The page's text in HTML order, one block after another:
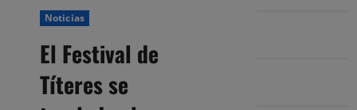
Noticias
El Festival de
Títeres se